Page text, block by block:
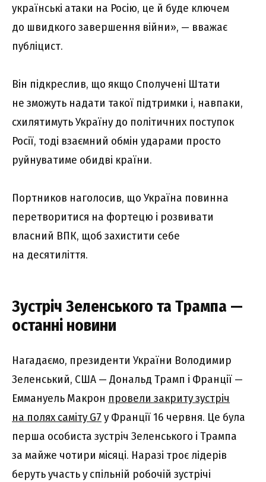
українські атаки на Росію, це й буде ключем
до швидкого завершення війни», — вважає
публіцист.
Він підкреслив, що якщо Сполучені Штати
не зможуть надати такої підтримки і, навпаки,
схилятимуть Україну до політичних поступок
Росії, тоді взаємний обмін ударами просто
руйнуватиме обидві країни.
Портников наголосив, що Україна повинна
перетворитися на фортецю і розвивати
власний ВПК, щоб захистити себе
на десятиліття.
Зустріч Зеленського та Трампа —
останні новини
Нагадаємо, президенти України Володимир
Зеленський, США — Дональд Трамп і Франції —
Еммануель Макрон провели закриту зустріч
на полях саміту G7 у Франції 16 червня. Це була
перша особиста зустріч Зеленського і Трампа
за майже чотири місяці. Наразі троє лідерів
беруть участь у спільній робочій зустрічі